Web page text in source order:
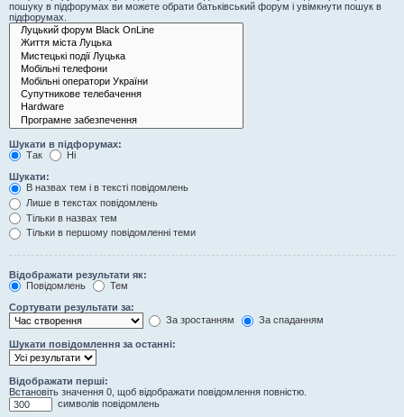
пошуку в підфорумах ви можете обрати батьківський форум і увімкнути пошук в
підфорумах.
Шукати в підфорумах:
Так
Ні
Шукати:
В назвах тем і в тексті повідомлень
Лише в текстах повідомлень
Тільки в назвах тем
Тільки в першому повідомленні теми
Відображати результати як:
Повідомлень
Тем
Сортувати результати за:
За зростанням
За спаданням
Шукати повідомлення за останні:
Відображати перші:
Встановіть значення 0, щоб відображати повідомлення повністю.
символів повідомлень